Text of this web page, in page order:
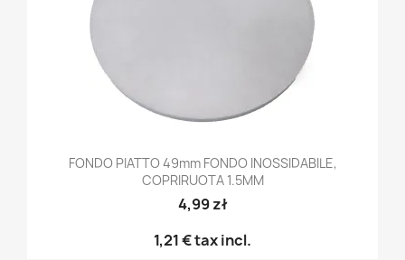
FONDO PIATTO 49mm FONDO INOSSIDABILE,
COPRIRUOTA 1.5MM
4,99 zł
1,21 €tax incl.